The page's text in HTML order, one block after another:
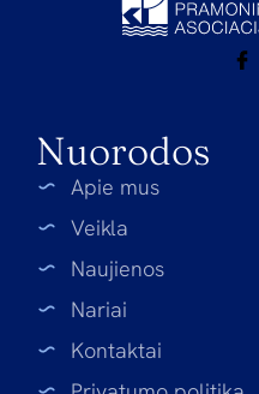
Nuorodos
Apie mus
Veikla
Naujienos
Nariai
Kontaktai